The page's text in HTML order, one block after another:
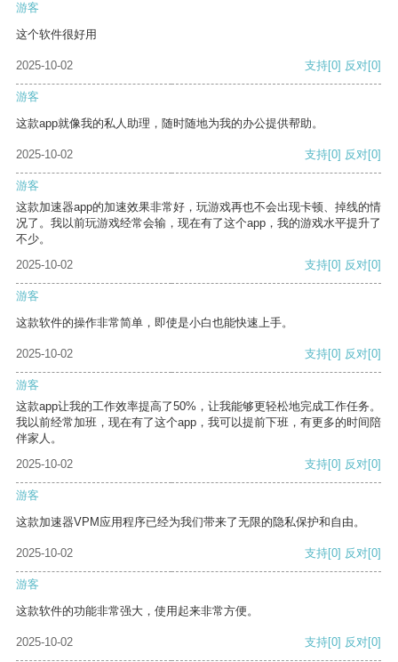
游客
这个软件很好用
2025-10-02 支持[0] 反对[0]
游客
这款app就像我的私人助理，随时随地为我的办公提供帮助。
2025-10-02 支持[0] 反对[0]
游客
这款加速器app的加速效果非常好，玩游戏再也不会出现卡顿、掉线的情
况了。我以前玩游戏经常会输，现在有了这个app，我的游戏水平提升了
不少。
2025-10-02
支持[0] 反对[0]
游客
这款软件的操作非常简单，即使是小白也能快速上手。
2025-10-02 支持[0] 反对[0]
游客
这款app让我的工作效率提高了50%，让我能够更轻松地完成工作任务。
我以前经常加班，现在有了这个app，我可以提前下班，有更多的时间陪
伴家人。
2025-10-02
支持[0] 反对[0]
游客
这款加速器VPM应用程序已经为我们带来了无限的隐私保护和自由。
2025-10-02 支持[0] 反对[0]
游客
这款软件的功能非常强大，使用起来非常方便。
2025-10-02 支持[0] 反对[0]